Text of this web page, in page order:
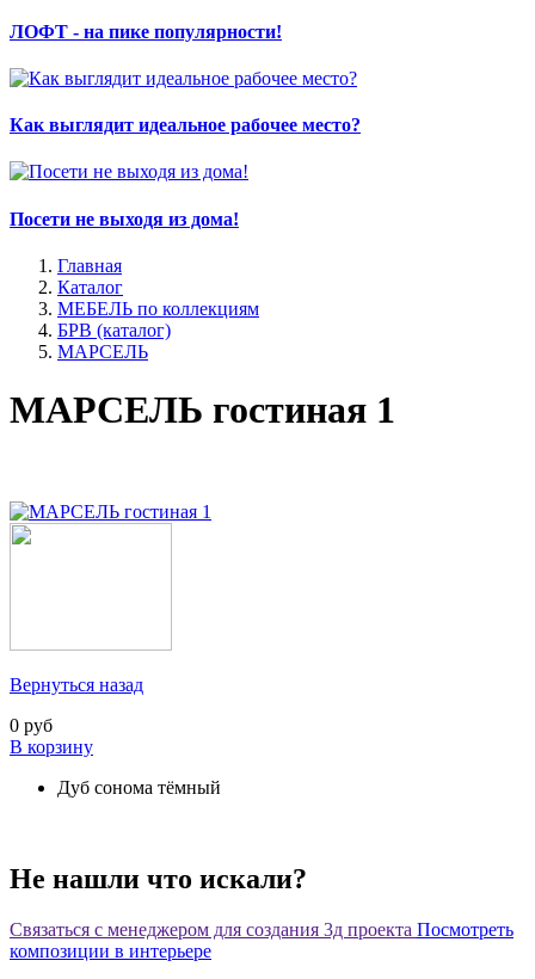
ЛОФТ - на пике популярности!
Как выглядит идеальное рабочее место?
Посети не выходя из дома!
Главная
Каталог
МЕБЕЛЬ по коллекциям
БРВ (каталог)
МАРСЕЛЬ
МАРСЕЛЬ гостиная 1
Вернуться назад
0 руб
В корзину
Дуб сонома тёмный
Не нашли что искали?
Связаться с менеджером для создания 3д проекта Посмотреть
композиции в интерьере